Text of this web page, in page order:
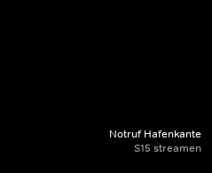
Notruf Hafenkante
S15 streamen